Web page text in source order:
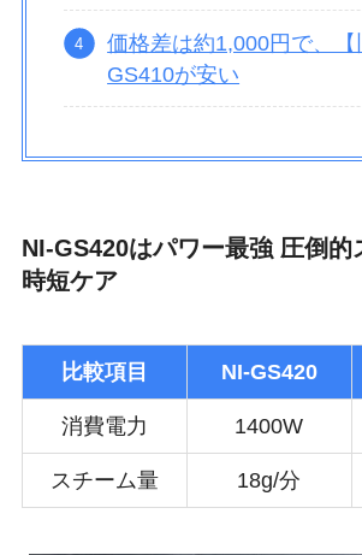
価格差は約1,000円で、【
GS410が安い
NI-GS420はパワー最強 圧倒的
時短ケア
比較項目 NI-GS420
消費電力 1400W
スチーム量 18g/分